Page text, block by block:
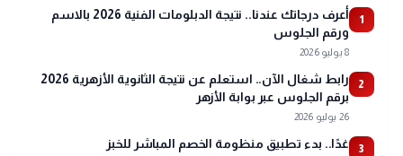
1
أعرف درجاتك عندنا.. نتيجة الدبلومات الفنية 2026 بالاسم
ورقم الجلوس
8 يوليو 2026
2
رابط شغال الآن.. استعلم عن نتيجة الثانوية الأزهرية 2026
برقم الجلوس عبر بوابة الأزهر
26 يوليو 2026
3 غدًا.. بدء تطبيق منظومة الخصم المباشر للخبز